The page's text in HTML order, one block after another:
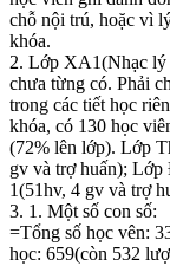
chỗ nội trú, hoặc vì
khóa.
2. Lớp XA1(Nhạc lý
chưa từng có. Phải
trong các tiết học
khóa, có 130 học
(72% lên lớp). Lớp
gv và trợ huấn);
1(51hv, 4 gv và trợ
3. 1. Một số con số:
=Tổng số học vên:
học: 659(còn 532